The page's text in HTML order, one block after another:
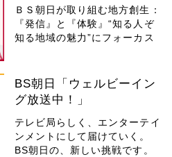
ＢＳ朝日が取り組む地方創生：
『発信』と『体験』“知る人ぞ
知る地域の魅力”にフォーカス
BS朝日「ウェルビーイン
グ放送中！」
テレビ局らしく、エンターテイ
ンメントにして届けていく。
BS朝日の、新しい挑戦です。